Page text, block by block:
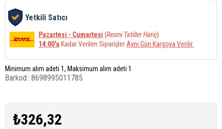
Yetkili Satıcı
Pazartesi - Cumartesi (Resmi Tatiller Hariç)
14:00'a Kadar Verilen SiparişlerAynı Gün Kargoya Verilir.
Minimum alım adeti 1, Maksimum alım adeti 1
Barkod : 8698995011785
₺326,32